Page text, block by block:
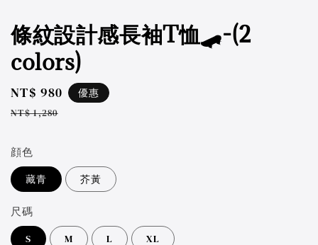
條紋設計感長袖T恤🛹-(2
colors)
Sale
price
NT$ 980
Regular
NT$ 1,280
優惠
顔色
藏青 芥黃
尺碼
S M L XL